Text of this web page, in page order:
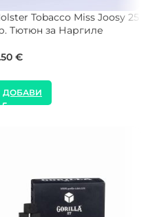
Tobacco Miss Joosy 25
Тютюн за Наргиле
€
ДОБАВИ